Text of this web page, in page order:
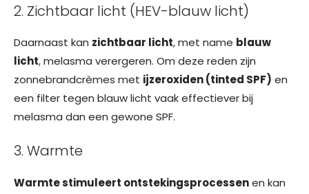
2. Zichtbaar licht (HEV-blauw licht)
Daarnaast kan zichtbaar licht, met name blauw
licht, melasma verergeren. Om deze reden zijn
zonnebrandcrèmes met ijzeroxiden (tinted SPF) en
een filter tegen blauw licht vaak effectiever bij
melasma dan een gewone SPF.
3. Warmte
Warmte stimuleert ontstekingsprocessenen kan